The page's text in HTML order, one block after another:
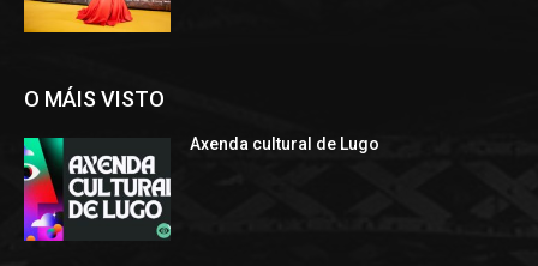
O MÁIS VISTO
Axenda cultural de Lugo